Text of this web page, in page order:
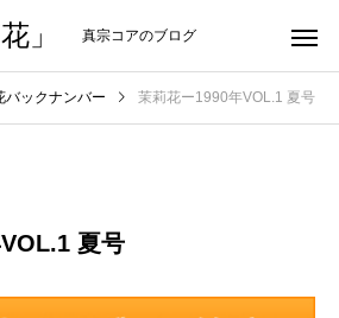
」 真宗コアのブログ
バックナンバー 茉莉花ー1990年VOL.1 夏号
夏号